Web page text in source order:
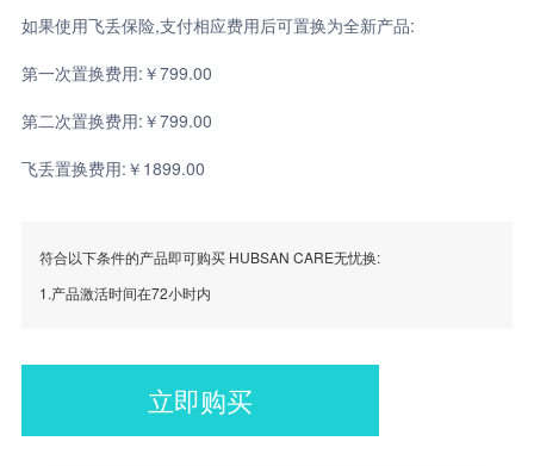
如果使用飞丢保险,支付相应费用后可置换为全新产品:
第一次置换费用:￥799.00
第二次置换费用:￥799.00
飞丢置换费用:￥1899.00
符合以下条件的产品即可购买 HUBSAN CARE无忧换:
1.产品激活时间在72小时内
立即购买